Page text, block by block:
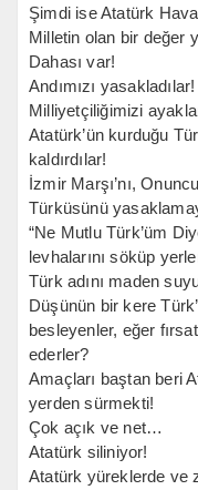
Şimdi ise Atatürk
Milletin olan bir değer
Dahası var!
Andımızı yasakladılar!
Milliyetçiliğimizi
Atatürk’ün kurduğu
kaldırdılar!
İzmir Marşı’nı,
Türküsünü
“Ne Mutlu Türk’üm
levhalarını söküp
Türk adını maden
Düşünün bir kere
besleyenler, eğer
ederler?
Amaçları baştan beri
yerden sürmekti!
Çok açık ve net…
Atatürk siliniyor!
Atatürk yüreklerde ve